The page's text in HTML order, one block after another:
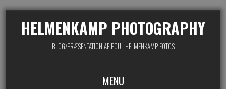
HELMENKAMP PHOTOGRAPHY
BLOG/PRÆSENTATION AF POUL HELMENKAMP FOTOS
MENU